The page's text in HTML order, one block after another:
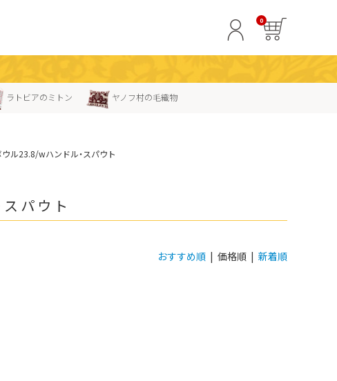
0
ラトビアのミトン ヤノフ村の毛織物
ウル23.8/wハンドル・スパウト
パウト
おすすめ順 | 価格順 | 新着順